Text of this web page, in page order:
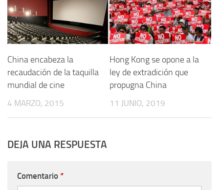
China encabeza la
recaudación de la taquilla
mundial de cine
4 MARZO, 2015
Hong Kong se opone a la
ley de extradición que
propugna China
11 JUNIO, 2019
DEJA UNA RESPUESTA
Comentario *